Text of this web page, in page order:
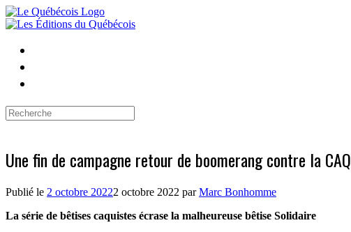
Skip
to
Search
Une fin de campagne retour de boomerang contre la CAQ
Publié le 2 octobre 20222 octobre 2022 parMarc Bonhomme
La série de bêtises caquistes écrase la malheureuse bêtise Solidaire